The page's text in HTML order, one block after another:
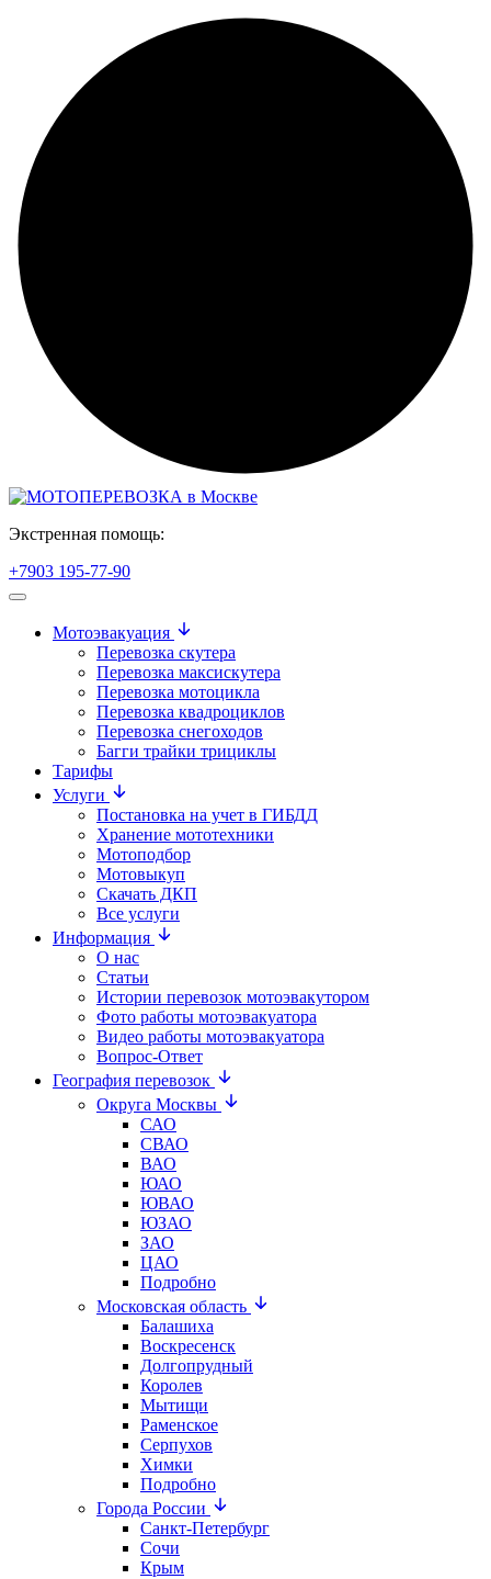
Экстренная помощь:
+7903 195-77-90
Мотоэвакуация
Перевозка скутера
Перевозка максискутера
Перевозка мотоцикла
Перевозка квадроциклов
Перевозка снегоходов
Багги трайки трициклы
Тарифы
Услуги
Постановка на учет в ГИБДД
Хранение мототехники
Мотоподбор
Мотовыкуп
Скачать ДКП
Все услуги
Информация
О нас
Статьи
Истории перевозок мотоэвакутором
Фото работы мотоэвакуатора
Видео работы мотоэвакуатора
Вопрос-Ответ
География перевозок
Округа Москвы
САО
СВАО
ВАО
ЮАО
ЮВАО
ЮЗАО
ЗАО
ЦАО
Подробно
Московская область
Балашиха
Воскресенск
Долгопрудный
Королев
Мытищи
Раменское
Серпухов
Химки
Подробно
Города России
Санкт-Петербург
Сочи
Крым